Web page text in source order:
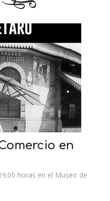
en
horas en el Museo de